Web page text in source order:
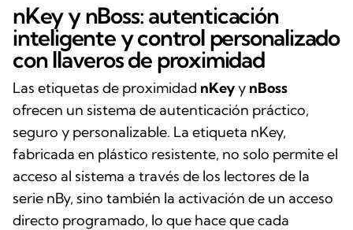
nKey y nBoss: autenticación
inteligente y control personalizado
con llaveros de proximidad
Las etiquetas de proximidad nKeyy nBoss
ofrecen un sistema de autenticación práctico,
seguro y personalizable. La etiqueta nKey,
fabricada en plástico resistente, no solo permite el
acceso al sistema a través de los lectores de la
serie nBy, sino también la activación de un acceso
directo programado, lo que hace que cada